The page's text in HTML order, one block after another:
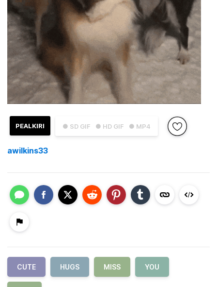
● SD GIF ● HD GIF ● MP4
PEALKIRI
awilkins33
CUTE HUGS MISS YOU